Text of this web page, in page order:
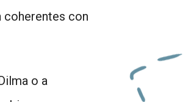
coherentes con
o a